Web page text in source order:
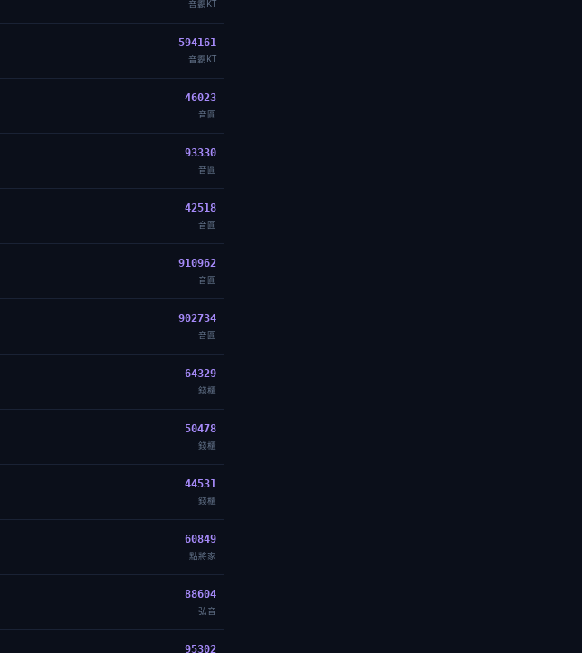
音霸KT
594161
音霸KT
46023
音圓
93330
音圓
42518
音圓
910962
音圓
902734
音圓
64329
錢櫃
50478
錢櫃
44531
錢櫃
60849
點將家
88604
弘音
95302